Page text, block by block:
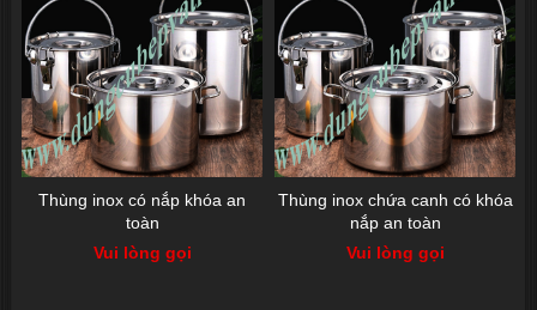
Thùng inox có nắp khóa an
toàn
Vui lòng gọi
Thùng inox chứa canh có khóa
nắp an toàn
Vui lòng gọi